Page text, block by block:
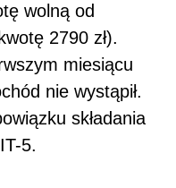
wolną od
2790 zł).
miesiącu
nie wystąpił.
składania
5.